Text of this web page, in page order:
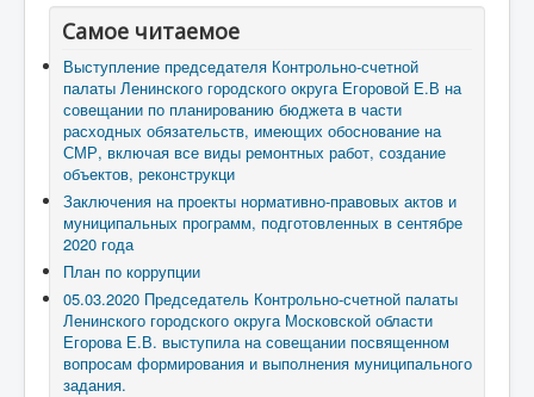
Самое читаемое
Выступление председателя Контрольно-счетной
палаты Ленинского городского округа Егоровой Е.В на
совещании по планированию бюджета в части
расходных обязательств, имеющих обоснование на
СМР, включая все виды ремонтных работ, создание
объектов, реконструкци
Заключения на проекты нормативно-правовых актов и
муниципальных программ, подготовленных в сентябре
2020 года
План по коррупции
05.03.2020 Председатель Контрольно-счетной палаты
Ленинского городского округа Московской области
Егорова Е.В. выступила на совещании посвященном
вопросам формирования и выполнения муниципального
задания.